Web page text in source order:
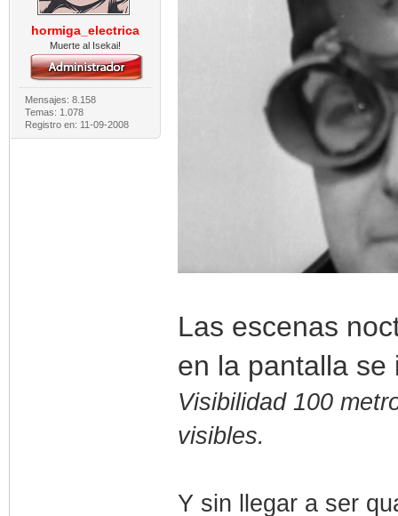
hormiga_electrica
Muerte al Isekai!
Mensajes: 8.158
Temas: 1.078
Registro en: 11-09-2008
Las escenas
en la pantalla se
Visibilidad 100
visibles.
Y sin llegar a ser